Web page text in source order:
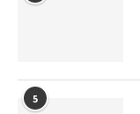
5